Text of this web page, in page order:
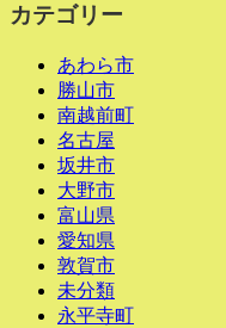
カテゴリー
あわら市
勝山市
南越前町
名古屋
坂井市
大野市
富山県
愛知県
敦賀市
未分類
永平寺町